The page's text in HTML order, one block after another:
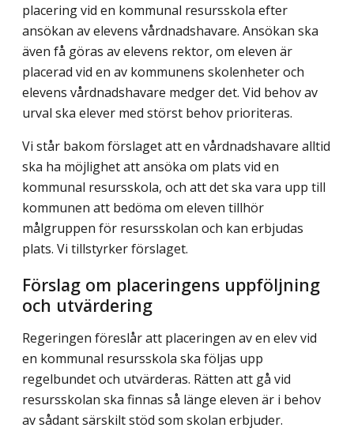
placering vid en kommunal resurs­skola efter
ansökan av elevens vårdnadshavare. Ansökan ska
även få göras av elevens rektor, om eleven är
placerad vid en av kommunens skolenheter och
elevens vårdnads­havare medger det. Vid behov av
urval ska elever med störst behov prioriteras.
Vi står bakom förslaget att en vårdnadshavare alltid
ska ha möjlighet att ansöka om plats vid en
kommunal resursskola, och att det ska vara upp till
kommunen att bedöma om eleven tillhör
målgruppen för resursskolan och kan erbjudas
plats. Vi tillstyrker förslaget.
Förslag om placeringens uppföljning
och utvärdering
Regeringen föreslår att placeringen av en elev vid
en kommunal resursskola ska följas upp
regelbundet och utvärderas. Rätten att gå vid
resursskolan ska finnas så länge eleven är i behov
av sådant särskilt stöd som skolan erbjuder.